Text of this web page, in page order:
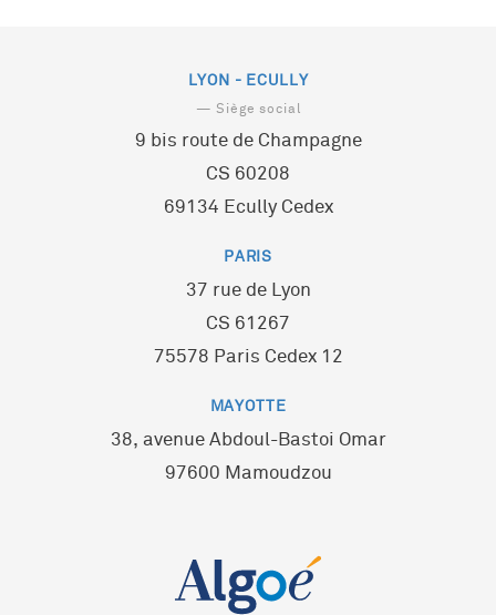
LYON - ECULLY
— Siège social
9 bis route de Champagne
CS 60208
69134 Ecully Cedex
PARIS
37 rue de Lyon
CS 61267
75578 Paris Cedex 12
MAYOTTE
38, avenue Abdoul-Bastoi Omar
97600 Mamoudzou